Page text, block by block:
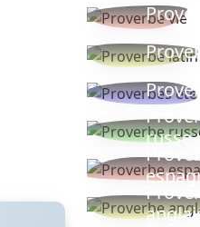
russe